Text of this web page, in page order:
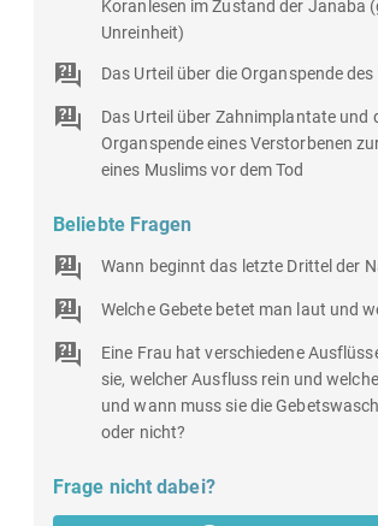
Koranlesen im Zustand der Janaba
Unreinheit)
Das Urteil über die Organspende
Das Urteil über Zahnimplantate und
Organspende eines Verstorbenen
eines Muslims vor dem Tod
Beliebte Fragen
Wann beginnt das letzte Drittel der
Welche Gebete betet man laut und
Eine Frau hat verschiedene
sie, welcher Ausfluss rein und
und wann muss sie die
oder nicht?
Frage nicht dabei?